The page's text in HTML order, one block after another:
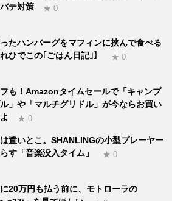
テ対策
★ 0
たハンバーグをマフィンに挟んで食べる
れひでこの｢ごはん日記｣】
★ 0
も！Amazonタイムセールで「キャンプ
」や「マルチグリドル」が今ならお買い
★ 0
置いとこ。SHANLINGの小型プレーヤー
す「音楽没入タイム」
★ 0
20万円も払う前に、モトローラの